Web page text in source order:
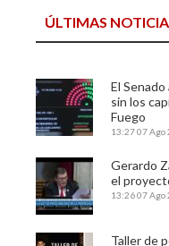
ÚLTIMAS
El
sin los
Fuego
13:2707 Ago
Gerardo
el
13:2607 Ago
Taller de